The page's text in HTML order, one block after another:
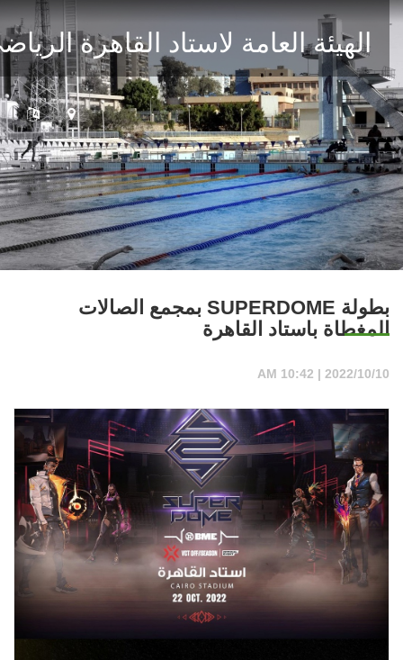
الهيئة العامة لاستاد القاهرة
بطولة SUPERDOME بمجمع الصالات
المغطاة باستاد القاهرة
2022/10/10 | 10:42 AM